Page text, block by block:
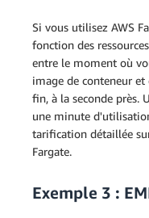
Si vous utilisez AWS
fonction des
entre le moment où
image de conteneur
fin, à la seconde près.
une minute
tarification détaillée
Fargate.
Exemple 3 :